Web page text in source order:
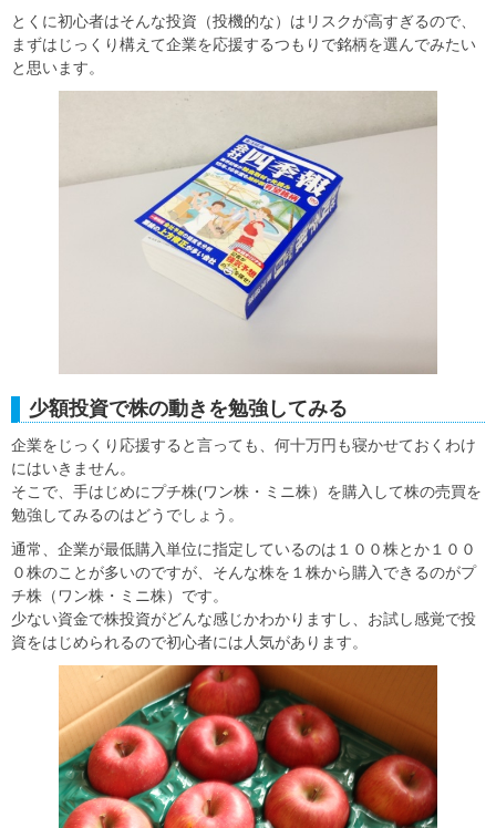
とくに初心者はそんな投資（投機的な）はリスクが高すぎるので、
まずはじっくり構えて企業を応援するつもりで銘柄を選んでみたい
と思います。
少額投資で株の動きを勉強してみる
企業をじっくり応援すると言っても、何十万円も寝かせておくわけ
にはいきません。
そこで、手はじめにプチ株(ワン株・ミニ株）を購入して株の売買を
勉強してみるのはどうでしょう。
通常、企業が最低購入単位に指定しているのは１００株とか１００
０株のことが多いのですが、そんな株を１株から購入できるのがプ
チ株（ワン株・ミニ株）です。
少ない資金で株投資がどんな感じかわかりますし、お試し感覚で投
資をはじめられるので初心者には人気があります。